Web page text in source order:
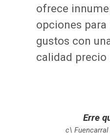
ofrece
opciones
gustos con
calidad precio
Erre
c\